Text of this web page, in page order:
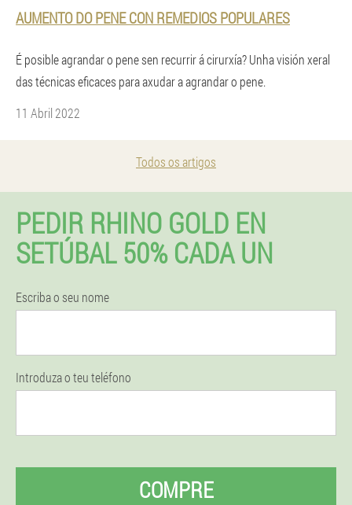
AUMENTO DO PENE CON REMEDIOS POPULARES
É posible agrandar o pene sen recurrir á cirurxía? Unha visión xeral
das técnicas eficaces para axudar a agrandar o pene.
11 Abril 2022
Todos os artigos
PEDIR RHINO GOLD EN
SETÚBAL 50% CADA UN
Escriba o seu nome
Introduza o teu teléfono
COMPRE